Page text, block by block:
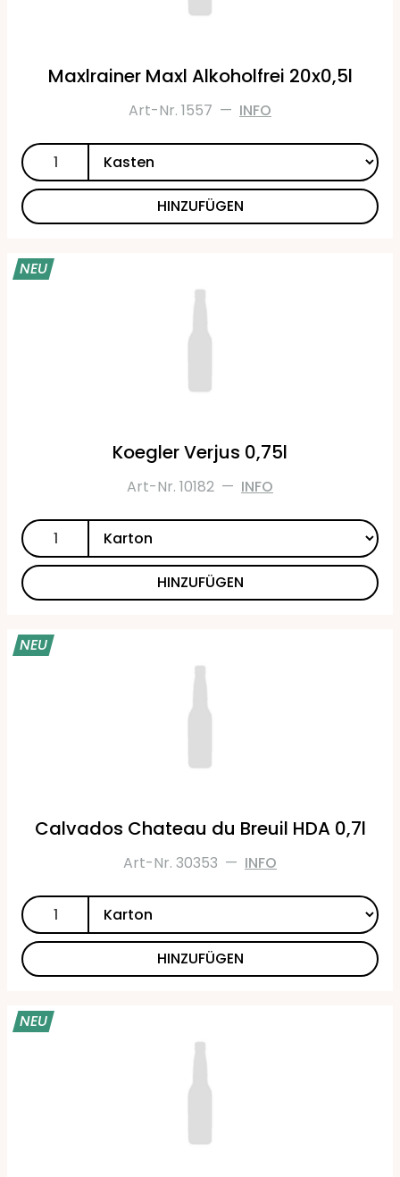
Maxlrainer Maxl Alkoholfrei 20x0,5l
Art-Nr. 1557 — INFO
HINZUFÜGEN
NEU
Koegler Verjus 0,75l
Art-Nr. 10182 — INFO
HINZUFÜGEN
NEU
Calvados Chateau du Breuil HDA 0,7l
Art-Nr. 30353 — INFO
HINZUFÜGEN
NEU